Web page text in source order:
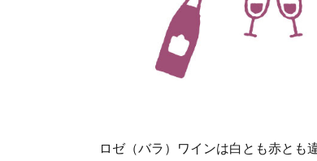
ロゼ（バラ）ワインは白とも赤とも